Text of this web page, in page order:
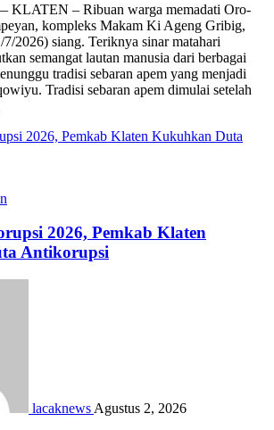
KLATEN – Ribuan warga memadati Oro-
kompleks Makam Ki Ageng Gribig,
7/2026) siang. Teriknya sinar matahari
semangat lautan manusia dari berbagai
tradisi sebaran apem yang menjadi
Tradisi sebaran apem dimulai setelah
2026, Pemkab Klaten
Antikorupsi
lacaknews Agustus 2, 2026